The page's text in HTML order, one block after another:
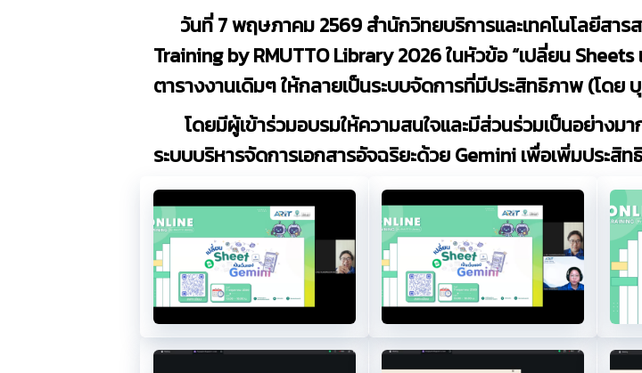
วันที่ 7 พฤษภาคม 2569 สำนักวิทยบริการและเทคโนโลยีสา
Training by RMUTTO Library 2026 ในหัวข้อ “เปลี่ยน
ตารางงานเดิมๆ ให้กลายเป็นระบบจัดการที่มีประสิทธิภาพ (โดย
โดยมีผู้เข้าร่วมอบรมให้ความสนใจและมีส่วนร่วมเป็นอย่างมา
ระบบบริหารจัดการเอกสารอัจฉริยะด้วย Gemini เพื่อเพิ่มประสิ
1.1 1 2
5.2 5.3